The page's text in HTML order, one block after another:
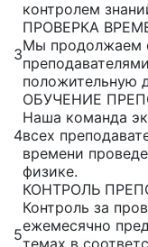
контролем
3
ПРОВЕРКА
Мы продолжаем
положительную
4
ОБУЧЕНИЕ
Наша команда
всех
времени
физике.
5
КОНТРОЛЬ
Контроль за
ежемесячно
темах в